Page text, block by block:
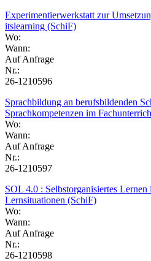
Experimentierwerkstatt zur
itslearning (SchiF)
Wo:
Wann:
Auf Anfrage
Nr.:
26-1210596
Sprachbildung an berufsbildenden
Sprachkompetenzen im
Wo:
Wann:
Auf Anfrage
Nr.:
26-1210597
SOL 4.0 : Selbstorganisiertes
Lernsituationen (SchiF)
Wo:
Wann:
Auf Anfrage
Nr.:
26-1210598